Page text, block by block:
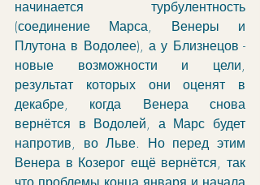
начинается турбулентность
(соединение Марса, Венеры и
Плутона в Водолее), а у Близнецов -
новые возможности и цели,
результат которых они оценят в
декабре, когда Венера снова
вернётся в Водолей, а Марс будет
напротив, во Льве. Но перед этим
Венера в Козерог ещё вернётся, так